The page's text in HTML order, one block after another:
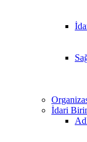
İdari